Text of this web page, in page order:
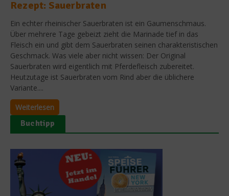
Rezept: Sauerbraten
Ein echter rheinischer Sauerbraten ist ein Gaumenschmaus.
Über mehrere Tage gebeizt zieht die Marinade tief in das
Fleisch ein und gibt dem Sauerbraten seinen charakteristischen
Geschmack. Was viele aber nicht wissen: Der Original
Sauerbraten wird eigentlich mit Pferdefleisch zubereitet.
Heutzutage ist Sauerbraten vom Rind aber die üblichere
Variante....
Weiterlesen
Buchtipp